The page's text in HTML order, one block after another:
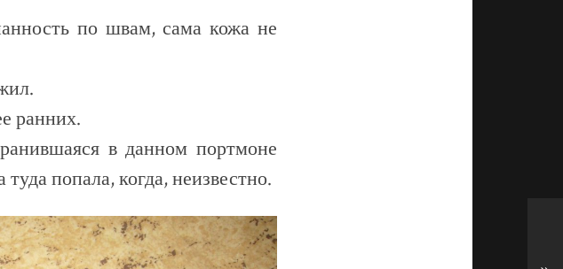
по швам, сама кожа не
ранних.
в данном портмоне
попала, когда, неизвестно.